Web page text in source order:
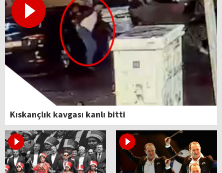
Kıskançlık kavgası kanlı bitti